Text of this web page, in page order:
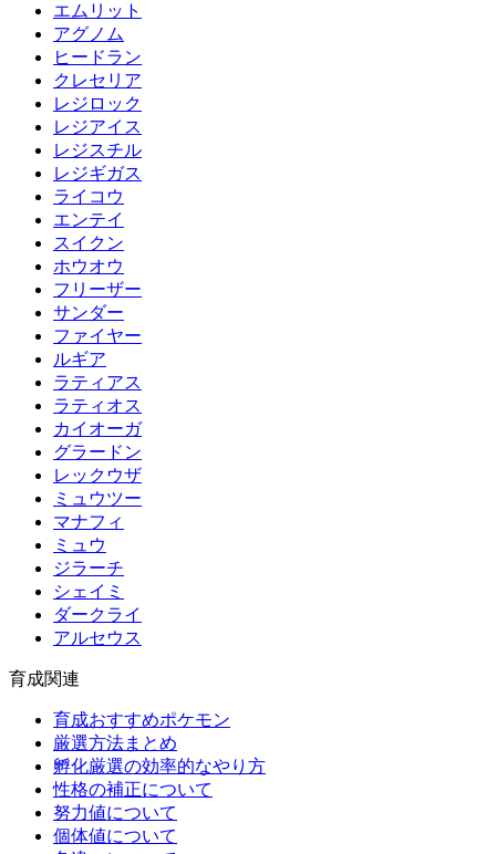
エムリット
アグノム
ヒードラン
クレセリア
レジロック
レジアイス
レジスチル
レジギガス
ライコウ
エンテイ
スイクン
ホウオウ
フリーザー
サンダー
ファイヤー
ルギア
ラティアス
ラティオス
カイオーガ
グラードン
レックウザ
ミュウツー
マナフィ
ミュウ
ジラーチ
シェイミ
ダークライ
アルセウス
育成関連
育成おすすめポケモン
厳選方法まとめ
孵化厳選の効率的なやり方
性格の補正について
努力値について
個体値について